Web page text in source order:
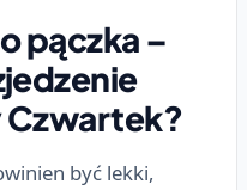
pączka –
Czwartek?
być lekki,